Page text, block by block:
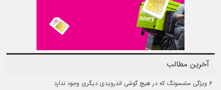
آخرین مطالب
۶ ویژگی سامسونگ که در هیچ گوشی اندرویدی دیگری وجود ندارد